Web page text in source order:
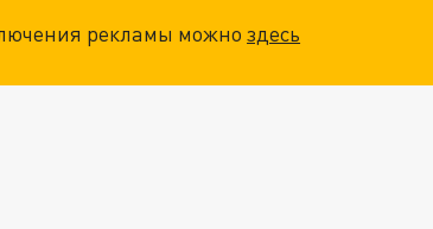
рекламы можноздесь